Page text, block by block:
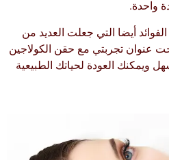
واحدة.
أيضا التي جعلت العديد من
عنوان تجربتي مع حقن الكولاجين
ويمكنك العودة لحياتك الطبيعية